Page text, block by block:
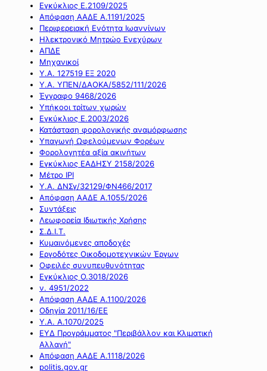
Εγκύκλιος Ε.2109/2025
Απόφαση ΑΑΔΕ Α.1191/2025
Περιφερειακή Ενότητα Ιωαννίνων
Ηλεκτρονικό Μητρώο Ενεχύρων
ΑΠΔΕ
Μηχανικοί
Υ.Α. 127519 ΕΞ 2020
Υ.Α. ΥΠΕΝ/ΔΑΟΚΑ/5852/111/2026
Έγγραφο 9468/2026
Υπήκοοι τρίτων χωρών
Εγκύκλιος Ε.2003/2026
Κατάσταση φορολογικής αναμόρφωσης
Υπαγωγή Ωφελούμενων Φορέων
Φορολογητέα αξία ακινήτων
Εγκύκλιος ΕΑΔΗΣΥ 2158/2026
Μέτρο IPI
Υ.Α. ΔΝΣγ/32129/ΦΝ466/2017
Απόφαση ΑΑΔΕ Α.1055/2026
Συντάξεις
Λεωφορεία Ιδιωτικής Χρήσης
Σ.Δ.Ι.Τ.
Κυμαινόμενες αποδοχές
Εργοδότες Οικοδομοτεχνικών Έργων
Οφειλές συνυπευθυνότητας
Εγκύκλιος Ο.3018/2026
ν. 4951/2022
Απόφαση ΑΑΔΕ Α.1100/2026
Οδηγία 2011/16/ΕΕ
Υ.Α. Α.1070/2025
ΕΥΔ Προγράμματος "Περιβάλλον και Κλιματική
Αλλαγή"
Απόφαση ΑΑΔΕ Α.1118/2026
politis.gov.gr